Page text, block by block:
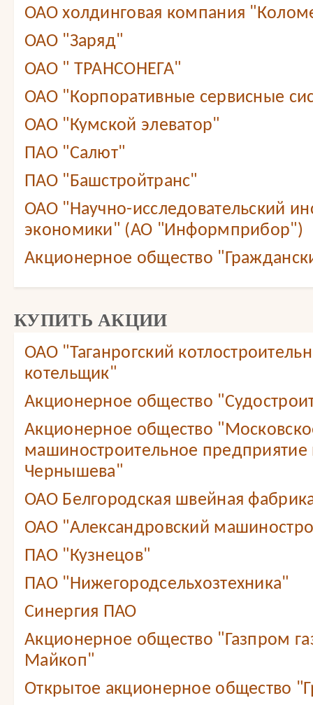
ОАО холдинговая компания
ОАО "Заряд"
ОАО " ТРАНСОНЕГА"
ОАО "Корпоративные сервисные
ОАО "Кумской элеватор"
ПАО "Салют"
ПАО "Башстройтранс"
ОАО "Научно-исследовательский
экономики" (АО "Информприбор")
Акционерное общество
КУПИТЬ АКЦИИ
ОАО "Таганрогский
котельщик"
Акционерное общество
Акционерное общество
машиностроительное
Чернышева"
ОАО Белгородская швейная
ОАО "Александровский
ПАО "Кузнецов"
ПАО "Нижегородсельхозтехника"
Синергия ПАО
Акционерное общество "Газпром
Майкоп"
Открытое акционерное общество